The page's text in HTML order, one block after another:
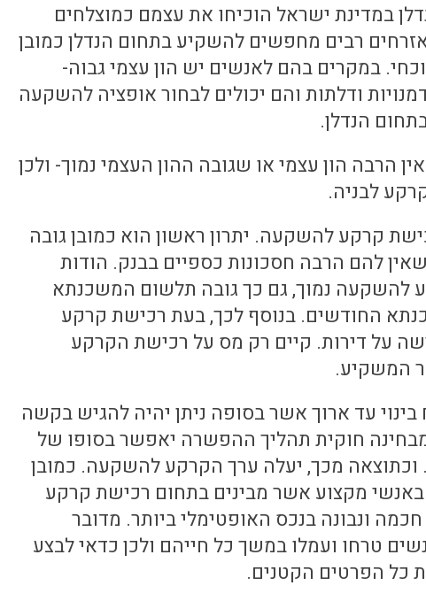
במדינת ישראל הוכיחו את עצמם כמוצלחים
אזרחים רבים מחפשים להשקיע בתחום הנדלן כמובן
במקרים בהם לאנשים יש הון עצמי גבוה-
ודלתות והם יכולים לבחור אופציה להשקעה
הנדלן.
הרבה הון עצמי או שגובה ההון העצמי נמוך- ולכן
לבניה.
קרקע להשקעה. יתרון ראשון הוא כמובן גובה
להם הרבה חסכונות כספיים בבנק. הודות
להשקעה נמוך, גם כך גובה תלשום המשכנתא
החודשים. בנוסף לכך, בעת רכישת קרקע
על דירות. קיים רק מס על רכישת הקרקע
המשקיע.
עד ארוך אשר בסופה ניתן יהיה להגיש בקשה
חוקית תהליך ההפשרה יאפשר בסופו של
וכתוצאה מכך, יעלה ערך הקרקע להשקעה. כמובן
מקצוע אשר מבינים בתחום רכישת קרקע
ונבונה בנכס האופטימלי ביותר. מדובר
טרחו ועמלו במשך כל חייהם ולכן כדאי לבצע
כל הפרטים הקטנים.